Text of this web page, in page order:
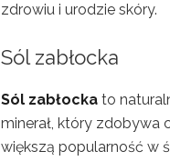
zdrowiu i urodzie skóry.
Sól zabłocka
Sól zabłocka to
minerał, który zdobywa
większą popularność w